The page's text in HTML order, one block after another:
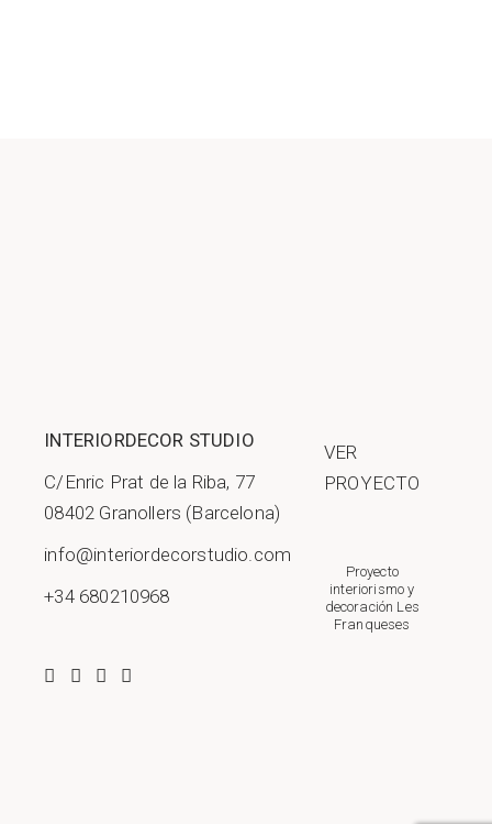
INTERIORDECOR STUDIO
C/Enric Prat de la Riba, 77
08402 Granollers (Barcelona)
info@interiordecorstudio.com
+34 680210968
VER
PROYECTO
Proyecto
interiorismo y
decoración Les
Franqueses